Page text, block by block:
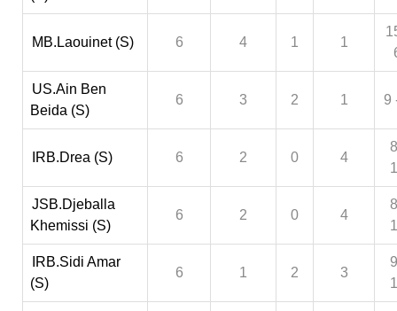
MB.Laouinet (S) 6 4 1 1
US.Ain Ben
Beida (S)
6 3 2 1 9
IRB.Drea (S) 6 2 0 4
JSB.Djeballa
Khemissi (S)
6 2 0 4
IRB.Sidi Amar
(S)
6 1 2 3